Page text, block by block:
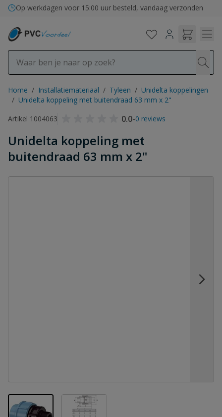
Ga naar de inhoud
Op werkdagen voor 15:00 uur besteld, vandaag verzonden
Home / Installatiemateriaal / Tyleen / Unidelta koppelingen
/ Unidelta koppeling met buitendraad 63 mm x 2"
Artikel 1004063
0.0-0 reviews
Unidelta koppeling met
buitendraad 63 mm x 2"
View larger imageView larger image